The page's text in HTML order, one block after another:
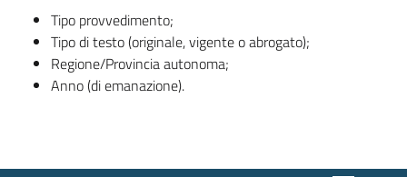
Tipo provvedimento;
Tipo di testo (originale, vigente o abrogato);
Regione/Provincia autonoma;
Anno (di emanazione).